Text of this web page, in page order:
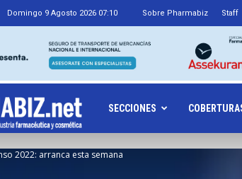
Domingo 9 Agosto 2026 07:10 Sobre Pharmabiz Staff
Pharmabiz.NET
SECCIONES
2022: arranca esta semana